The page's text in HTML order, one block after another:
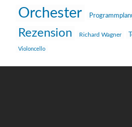
Orchester
Rezension Richard Wagner
Violoncello